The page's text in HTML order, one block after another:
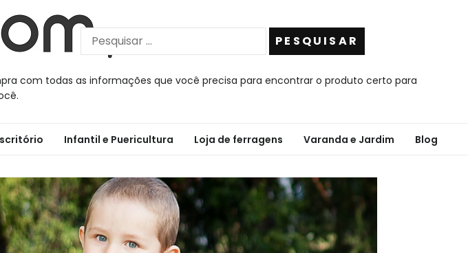
com todas as informações que você precisa para encontrar o produto certo para
PESQUISAR
Infantil e Puericultura Loja de ferragens Varanda e Jardim Blog